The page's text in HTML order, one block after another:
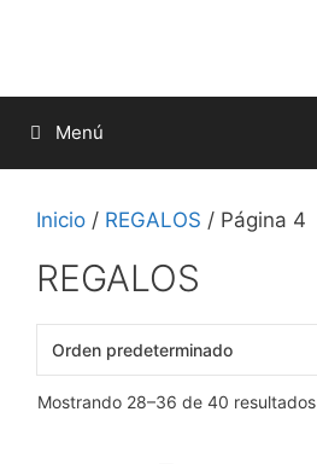
Menú
Inicio / REGALOS / Página 4
REGALOS
Mostrando 28–36 de 40 resultados